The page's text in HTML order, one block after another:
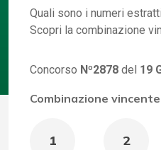
Quali sono i numeri
Scopri la combinazione
Concorso Nº2878 del 19
Combinazione vincente
1 2